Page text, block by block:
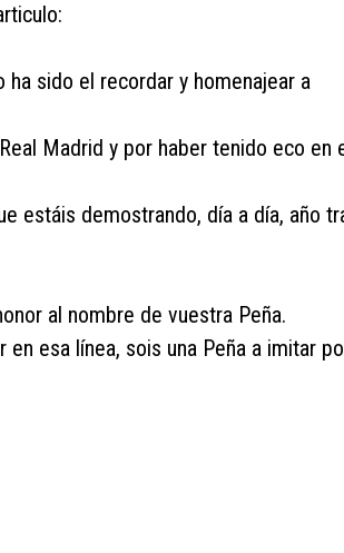
sido el recordar y homenajear a
Madrid y por haber tenido eco en
estáis demostrando, día a día, año
al nombre de vuestra Peña.
esa línea, sois una Peña a imitar